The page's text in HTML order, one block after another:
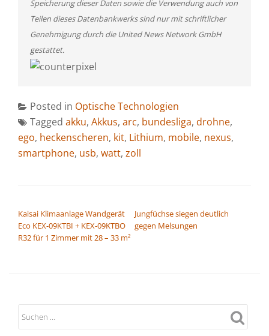
Speicherung dieser Daten sowie die Verwendung auch von
Teilen dieses Datenbankwerks sind nur mit schriftlicher
Genehmigung durch die United News Network GmbH
gestattet.
Posted in Optische Technologien
Tagged akku, Akkus, arc, bundesliga, drohne,
ego, heckenscheren, kit, Lithium, mobile, nexus,
smartphone, usb, watt, zoll
Kaisai Klimaanlage Wandgerät
Eco KEX-09KTBI + KEX-09KTBO
R32 für 1 Zimmer mit 28 – 33 m²
Jungfüchse siegen deutlich
gegen Melsungen